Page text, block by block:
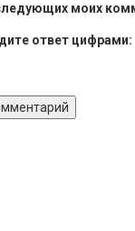
моих
ответ цифрами: